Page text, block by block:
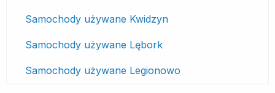
Samochody używane Kwidzyn
Samochody używane Lębork
Samochody używane Legionowo